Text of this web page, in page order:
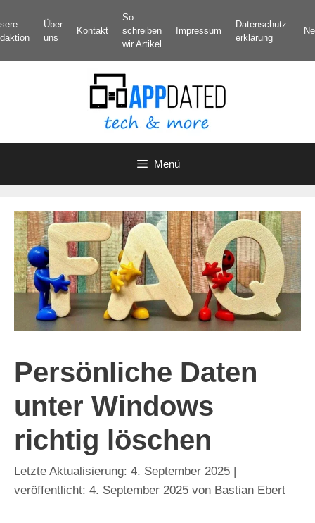
Inhalt
springen
Über
uns
Kontakt
So
schreiben
wir Artikel
Impressum
Datenschutz­
erklärung
Menü
Persönliche Daten
unter Windows
richtig löschen
4. September 2025
4. September 2025 von Bastian Ebert